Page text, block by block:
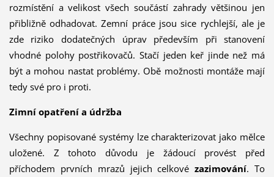
rozmístění a velikost všech součástí zahrady většinou jen
při­bližně odhadovat. Zemní práce jsou sice rychlejší, ale je
zde riziko dodatečných úprav především při stanovení
vhodné polohy postřikovačů. Stačí jeden keř jinde než má
být a mohou nastat problémy. Obě možnosti montáže mají
tedy své pro i proti.
Zimní opatření a údržba
Všechny popisované systémy lze charakterizovat jako mělce
ulo­žené. Z tohoto důvodu je žádoucí provést před
příchodem prvních mrazů jejich celkovézazimování. To